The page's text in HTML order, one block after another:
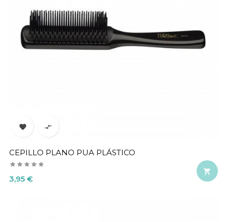
 
CEPILLO PLANO PUA PLÁSTICO
Precio
3,95 €
